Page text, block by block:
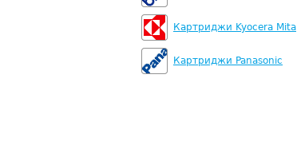
Картриджи Kyocera Mita
Картриджи Panasonic